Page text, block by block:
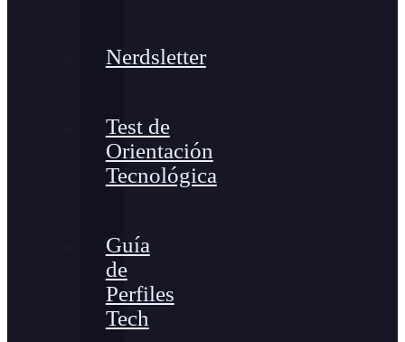
Nerdsletter
Test de
Orientación
Tecnológica
Guía
de
Perfiles
Tech